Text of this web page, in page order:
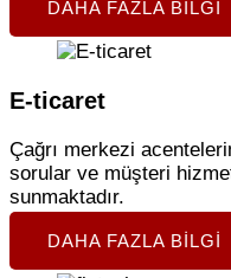
DAHA FAZLA BILGI
E-ticaret
Çağrı merkezi
sorular ve müşteri
sunmaktadır.
DAHA FAZLA BILGI